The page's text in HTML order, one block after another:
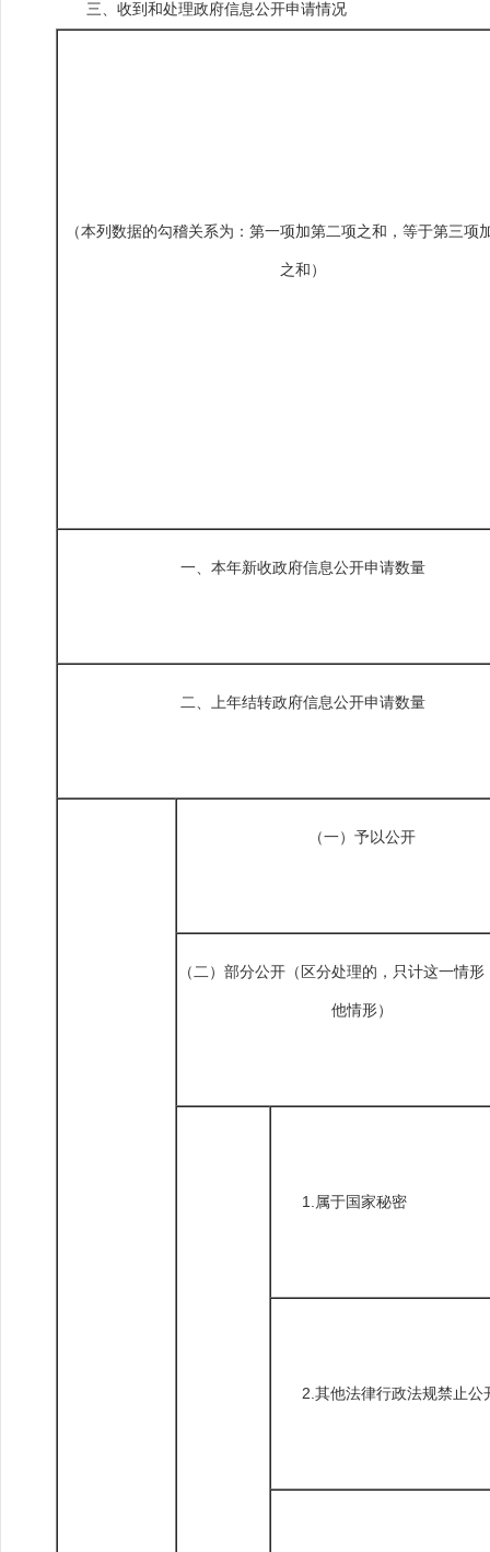
三、收到和处理政府信息公开申请情况
（本列数据的勾稽关系为：第一项加第二项之和，等于第三项
之和）
一、本年新收政府信息公开申请数量
二、上年结转政府信息公开申请数量
（一）予以公开
（二）部分公开（区分处理的，只计这一情形
他情形）
1.属于国家秘密
2.其他法律行政法规禁止公